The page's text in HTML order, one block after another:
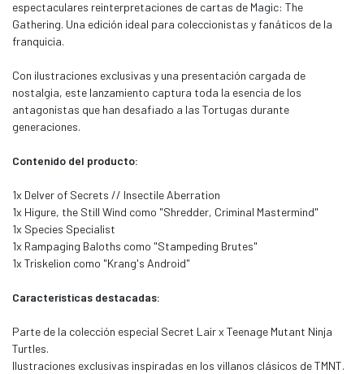
espectaculares reinterpretaciones de cartas de Magic: The
Gathering. Una edición ideal para coleccionistas y fanáticos de la
franquicia.
Con ilustraciones exclusivas y una presentación cargada de
nostalgia, este lanzamiento captura toda la esencia de los
antagonistas que han desafiado a las Tortugas durante
generaciones.
Contenido del producto:
1x Delver of Secrets // Insectile Aberration
1x Higure, the Still Wind como "Shredder, Criminal Mastermind"
1x Species Specialist
1x Rampaging Baloths como "Stampeding Brutes"
1x Triskelion como "Krang's Android"
Características destacadas:
Parte de la colección especial Secret Lair x Teenage Mutant Ninja
Turtles.
Ilustraciones exclusivas inspiradas en los villanos clásicos de TMNT.